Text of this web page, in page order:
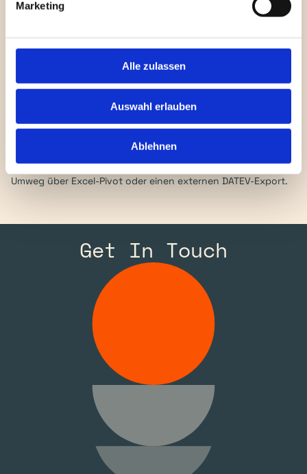
Marketing
Alle zulassen
Auswahl erlauben
Ablehnen
Für wen ist die BWA?
Unternehmen, die in NetSuite buchen, aber gegenüber Bank,
Beirat oder Berater eine deutsche BWA schulden.
Insbesondere internationale Konzerne mit US-zentrischem
NetSuite-Setup, deren deutsche Tochter monatlich eine
Auswertung im DATEV-Format vorlegen muss — ohne den
Umweg über Excel-Pivot oder einen externen DATEV-Export.
Get In Touch